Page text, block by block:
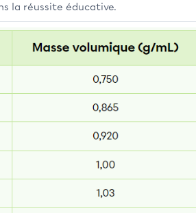
la réussite éducative.